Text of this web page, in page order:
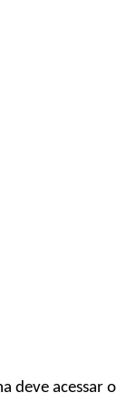
deve acessar o